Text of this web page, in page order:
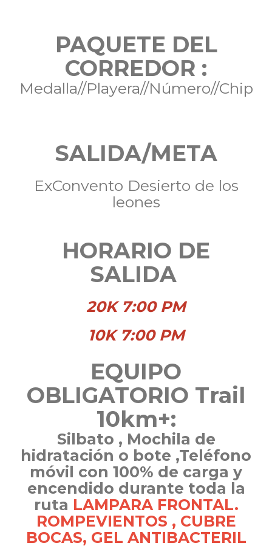
PAQUETE DEL
CORREDOR :
Medalla//Playera//Número//Chip
SALIDA/META
ExConvento Desierto de los
leones
HORARIO DE
SALIDA
20K 7:00 PM
10K 7:00 PM
EQUIPO
OBLIGATORIO Trail
10km+:
Silbato , Mochila de
hidratación o bote ,Teléfono
móvil con 100% de carga y
encendido durante toda la
ruta LAMPARA FRONTAL.
ROMPEVIENTOS , CUBRE
BOCAS, GEL ANTIBACTERIL